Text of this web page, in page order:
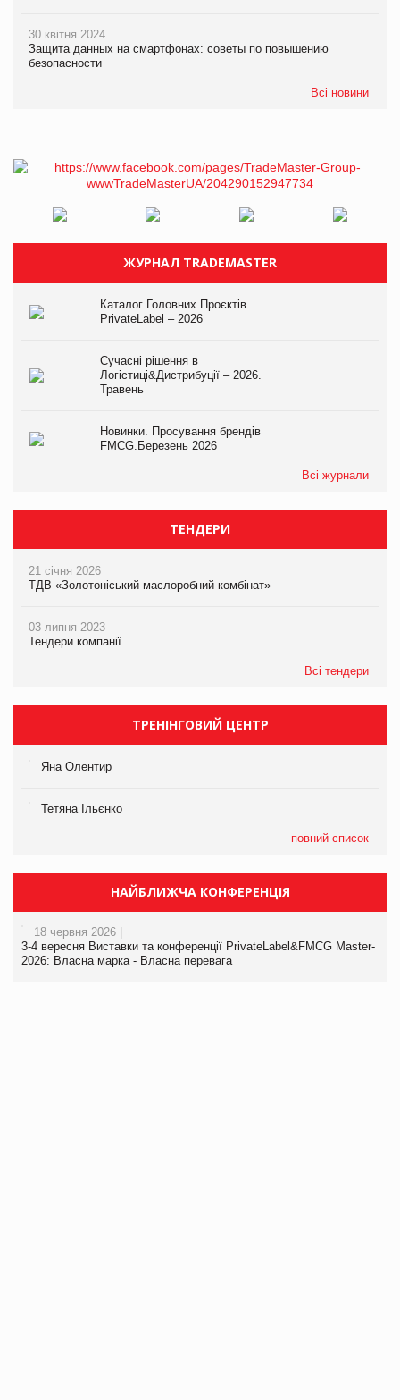
30 квітня 2024
Защита данных на смартфонах: советы по повышению
безопасности
Всі новини
ЖУРНАЛ TRADEMASTER
Каталог Головних Проєктів
PrivateLabel – 2026
Сучасні рішення в
Логістиці&Дистрибуції – 2026.
Травень
Новинки. Просування брендів
FMCG.Березень 2026
Всі журнали
ТЕНДЕРИ
21 січня 2026
ТДВ «Золотоніський маслоробний комбінат»
03 липня 2023
Тендери компанії
Всі тендери
ТРЕНІНГОВИЙ ЦЕНТР
Яна Олентир
Тетяна Ільєнко
повний список
НАЙБЛИЖЧА КОНФЕРЕНЦІЯ
18 червня 2026 |
3-4 вересня Виставки та конференції PrivateLabel&FMCG Master-
2026: Власна марка - Власна перевага